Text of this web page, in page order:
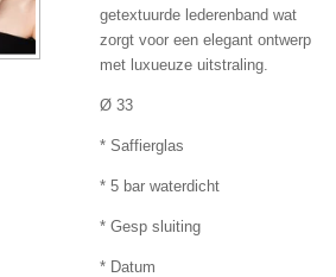
getextuurde lederenband wat
zorgt voor een elegant ontwerp
met luxueuze uitstraling.
Ø 33
* Saffierglas
* 5 bar waterdicht
* Gesp sluiting
* Datum